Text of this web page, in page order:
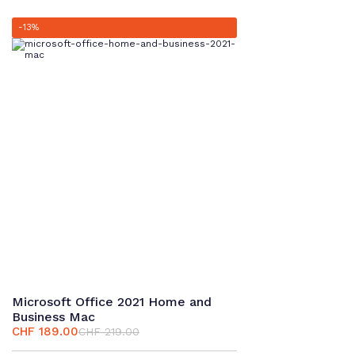
-13%
Microsoft Office 2021 Home and
Business Mac
CHF219.00
Ursprünglicher
Preis
CHF 189.00
Aktueller
Preis